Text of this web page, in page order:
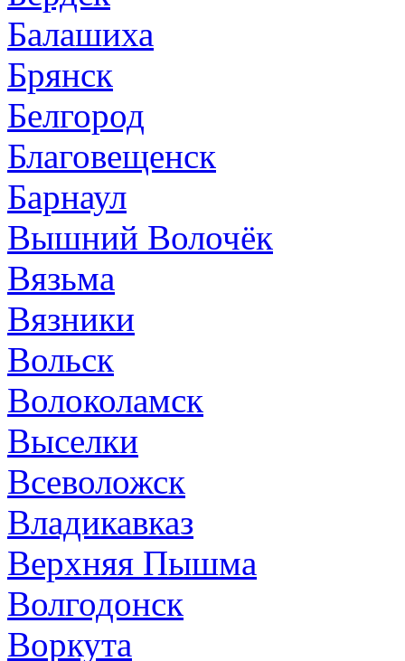
Балашиха
Брянск
Белгород
Благовещенск
Барнаул
Вышний Волочёк
Вязьма
Вязники
Вольск
Волоколамск
Выселки
Всеволожск
Владикавказ
Верхняя Пышма
Волгодонск
Воркута